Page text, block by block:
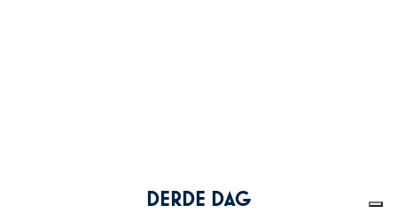
DERDE DAG